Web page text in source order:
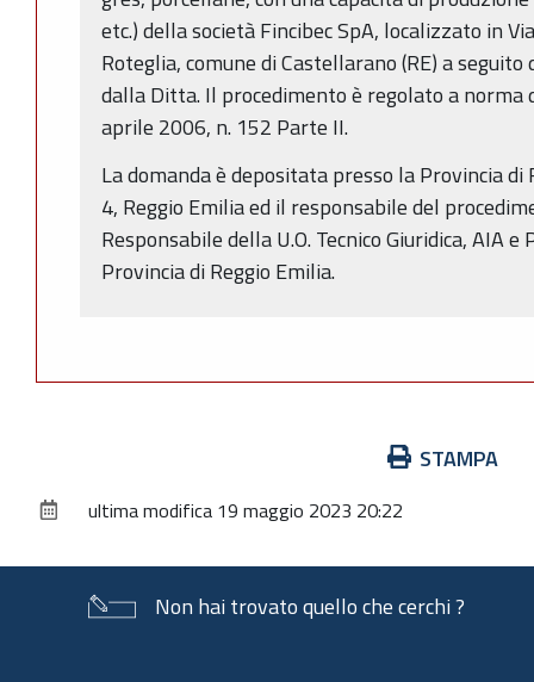
etc.) della società Fincibec SpA, localizzato in
Roteglia, comune di Castellarano (RE) a
dalla Ditta. Il procedimento è regolato a norma
aprile 2006, n. 152 Parte II.
La domanda è depositata presso la Provincia
4, Reggio Emilia ed il responsabile del
Responsabile della U.O. Tecnico Giuridica, AIA
Provincia di Reggio Emilia.
documento
STAMPA
ultima modifica 19 maggio 2023 20:22
Non hai trovato quello che cerchi ?